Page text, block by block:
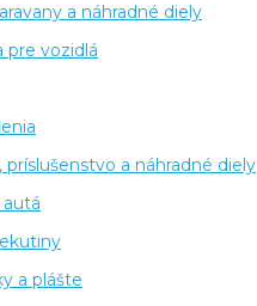
a náhradné diely
pre vozidlá
príslušenstvo a náhradné diely
autá
a plášte